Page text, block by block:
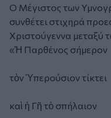
Ο Μέγιστος των
συνθέτει στιχηρά
Χριστούγεννα μεταξύ
«Ἡ Παρθένος σήμερον
τὸν Ὑπερούσιον τίκτει
καὶ ἡ Γῆ τὸ σπήλαιον